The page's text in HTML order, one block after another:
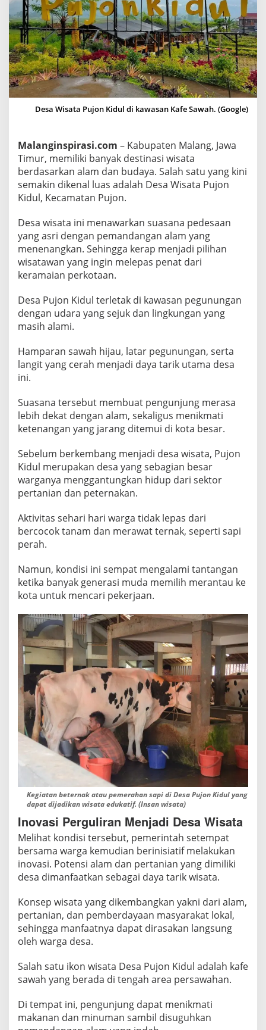
a
d
i
D
e
s
s
i
W
i
t
a
A
l
m
F
o
r
K
a
b
p
a
n
M
a
n
g
Desa Wisata Pujon Kidul di kawasan Kafe Sawah. (Google)
Malanginspirasi.com – Kabupaten Malang, Jawa
Timur, memiliki banyak destinasi wisata
berdasarkan alam dan budaya. Salah satu yang kini
semakin dikenal luas adalah Desa Wisata Pujon
Kidul, Kecamatan Pujon.
Desa wisata ini menawarkan suasana pedesaan
yang asri dengan pemandangan alam yang
menenangkan. Sehingga kerap menjadi pilihan
wisatawan yang ingin melepas penat dari
keramaian perkotaan.
Desa Pujon Kidul terletak di kawasan pegunungan
dengan udara yang sejuk dan lingkungan yang
masih alami.
Hamparan sawah hijau, latar pegunungan, serta
langit yang cerah menjadi daya tarik utama desa
ini.
Suasana tersebut membuat pengunjung merasa
lebih dekat dengan alam, sekaligus menikmati
ketenangan yang jarang ditemui di kota besar.
Sebelum berkembang menjadi desa wisata, Pujon
Kidul merupakan desa yang sebagian besar
warganya menggantungkan hidup dari sektor
pertanian dan peternakan.
Aktivitas sehari hari warga tidak lepas dari
bercocok tanam dan merawat ternak, seperti sapi
perah.
Namun, kondisi ini sempat mengalami tantangan
ketika banyak generasi muda memilih merantau ke
kota untuk mencari pekerjaan.
Kegiatan beternak atau pemerahan sapi di Desa Pujon Kidul yang
dapat dijadikan wisata edukatif. (Insan wisata)
Inovasi Perguliran Menjadi Desa Wisata
Melihat kondisi tersebut, pemerintah setempat
bersama warga kemudian berinisiatif melakukan
inovasi. Potensi alam dan pertanian yang dimiliki
desa dimanfaatkan sebagai daya tarik wisata.
Konsep wisata yang dikembangkan yakni dari alam,
pertanian, dan pemberdayaan masyarakat lokal,
sehingga manfaatnya dapat dirasakan langsung
oleh warga desa.
Salah satu ikon wisata Desa Pujon Kidul adalah kafe
sawah yang berada di tengah area persawahan.
Di tempat ini, pengunjung dapat menikmati
makanan dan minuman sambil disuguhkan